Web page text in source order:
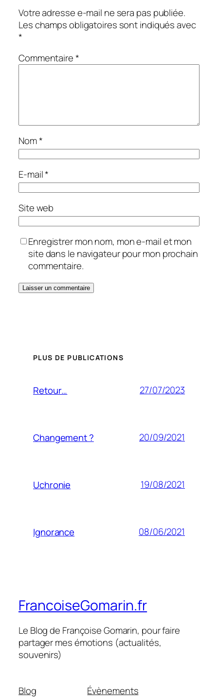
Votre adresse e-mail ne sera pas publiée.
Les champs obligatoires sont indiqués avec
*
Commentaire*
Nom*
E-mail*
Site web
Enregistrer mon nom, mon e-mail et mon
site dans le navigateur pour mon prochain
commentaire.
PLUS DE PUBLICATIONS
Retour… 27/07/2023
Changement ? 20/09/2021
Uchronie 19/08/2021
Ignorance 08/06/2021
FrancoiseGomarin.fr
Le Blog de Françoise Gomarin, pour faire
partager mes émotions (actualités,
souvenirs)
Blog
Évènements